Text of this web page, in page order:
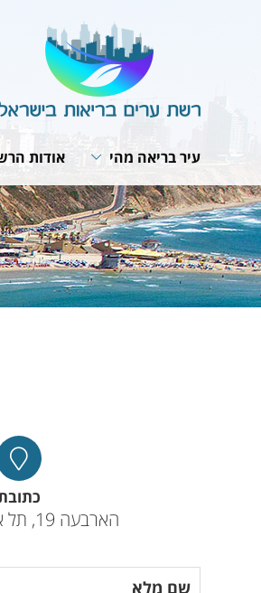
עיר בריאה מהי
תבנית פעולה
תפקיד המתאם
ועדת היגוי לעיר בריאה
פרופיל עירוני
תהליך תכנון עירוני
אודות
מבנה
חזון
תפקיד
תקנון
הערכת
הארבעה 19, תל אביב 64739